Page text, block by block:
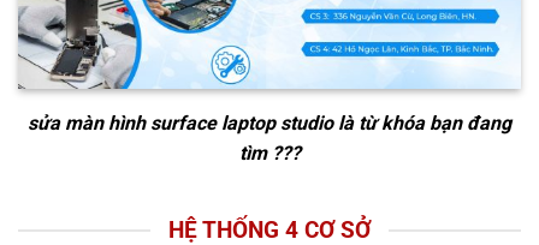
sửa màn hình surface laptop studiolà từ khóa bạn đang
tìm ???
HỆ THỐNG 4 CƠ SỞ